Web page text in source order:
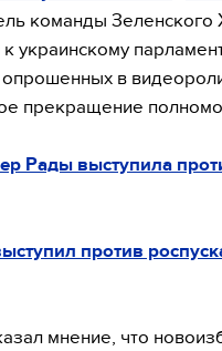
команды Зеленского
украинскому
опрошенных в
прекращение
Рады выступила
против
мнение, что